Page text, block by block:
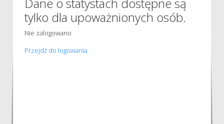
tylko dla upoważnionych osób.
Nie zalogowano
Przejdź do logowania